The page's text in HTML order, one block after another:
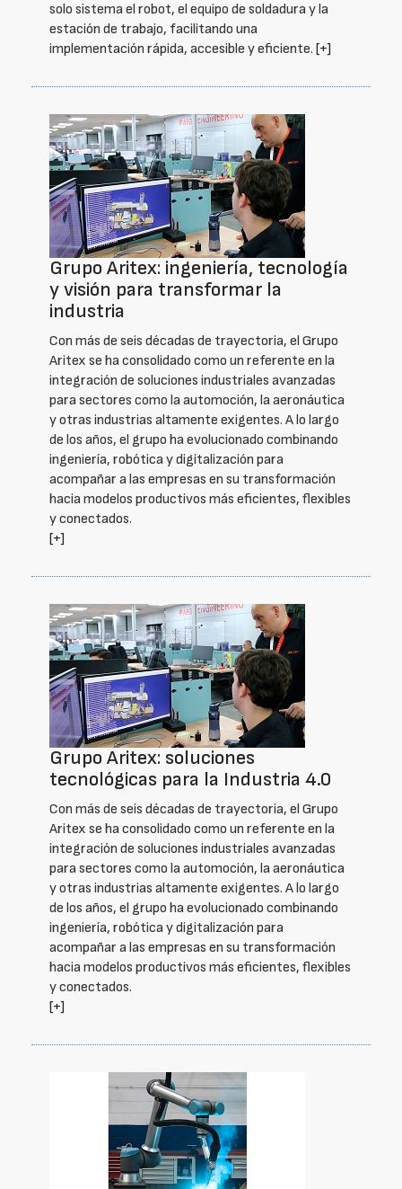
solo sistema el robot, el equipo de soldadura y la
estación de trabajo, facilitando una
implementación rápida, accesible y eficiente. [+]
Grupo Aritex: ingeniería, tecnología
y visión para transformar la
industria
Con más de seis décadas de trayectoria, el Grupo
Aritex se ha consolidado como un referente en la
integración de soluciones industriales avanzadas
para sectores como la automoción, la aeronáutica
y otras industrias altamente exigentes. A lo largo
de los años, el grupo ha evolucionado combinando
ingeniería, robótica y digitalización para
acompañar a las empresas en su transformación
hacia modelos productivos más eficientes, flexibles
y conectados.
[+]
Grupo Aritex: soluciones
tecnológicas para la Industria 4.0
Con más de seis décadas de trayectoria, el Grupo
Aritex se ha consolidado como un referente en la
integración de soluciones industriales avanzadas
para sectores como la automoción, la aeronáutica
y otras industrias altamente exigentes. A lo largo
de los años, el grupo ha evolucionado combinando
ingeniería, robótica y digitalización para
acompañar a las empresas en su transformación
hacia modelos productivos más eficientes, flexibles
y conectados.
[+]